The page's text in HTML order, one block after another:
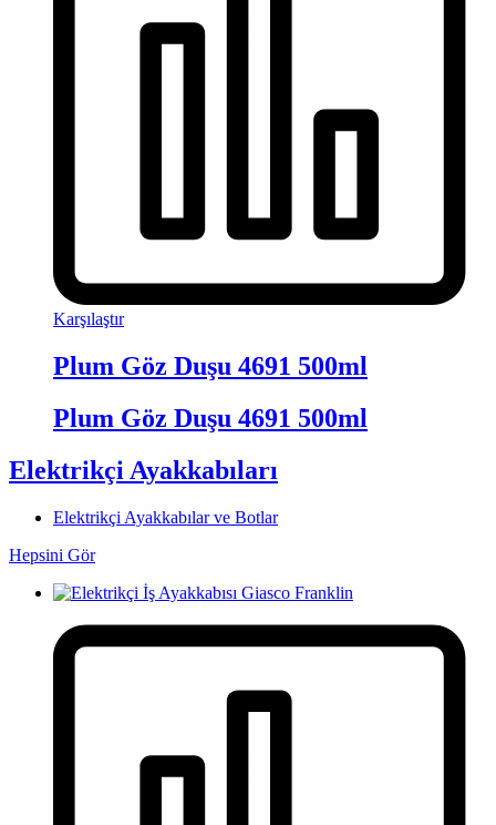
Karşılaştır
Plum Göz Duşu 4691 500ml
Plum Göz Duşu 4691 500ml
Elektrikçi Ayakkabıları
Elektrikçi Ayakkabılar ve Botlar
Hepsini Gör